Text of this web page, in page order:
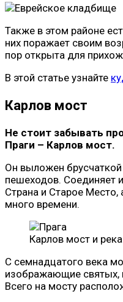
Также в этом районе
них поражает своим
пор открыта для
В этой статье узнайте
Карлов мост
Не стоит забывать
Праги – Карлов мост.
Он выложен
пешеходов. Соединяет
Страна и Старое Место,
много времени.
Карлов мост и
С семнадцатого века
изображающие святых,
Всего на мосту